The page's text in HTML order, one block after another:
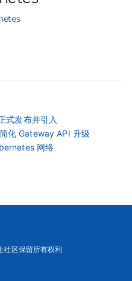
式发布并引入
化 Gateway API 升级
网络
区保留所有权利